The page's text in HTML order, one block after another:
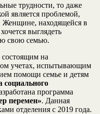
трудности, то даже
является проблемой,
Женщине, находящейся в
выглядеть
свою семью.
на
учетах, испытывающим
помощи семье и детям
социального
программа
перемен». Данная
отделения с 2019 года.